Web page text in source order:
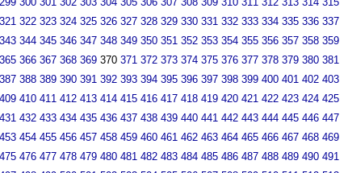
322 323 324 325 326 327 328 329 330 331 332 333 334 335 336 337
344 345 346 347 348 349 350 351 352 353 354 355 356 357 358 359
366 367 368 369370 371 372 373 374 375 376 377 378 379 380 381
388 389 390 391 392 393 394 395 396 397 398 399 400 401 402 403
410 411 412 413 414 415 416 417 418 419 420 421 422 423 424 425
432 433 434 435 436 437 438 439 440 441 442 443 444 445 446 447
454 455 456 457 458 459 460 461 462 463 464 465 466 467 468 469
476 477 478 479 480 481 482 483 484 485 486 487 488 489 490 491